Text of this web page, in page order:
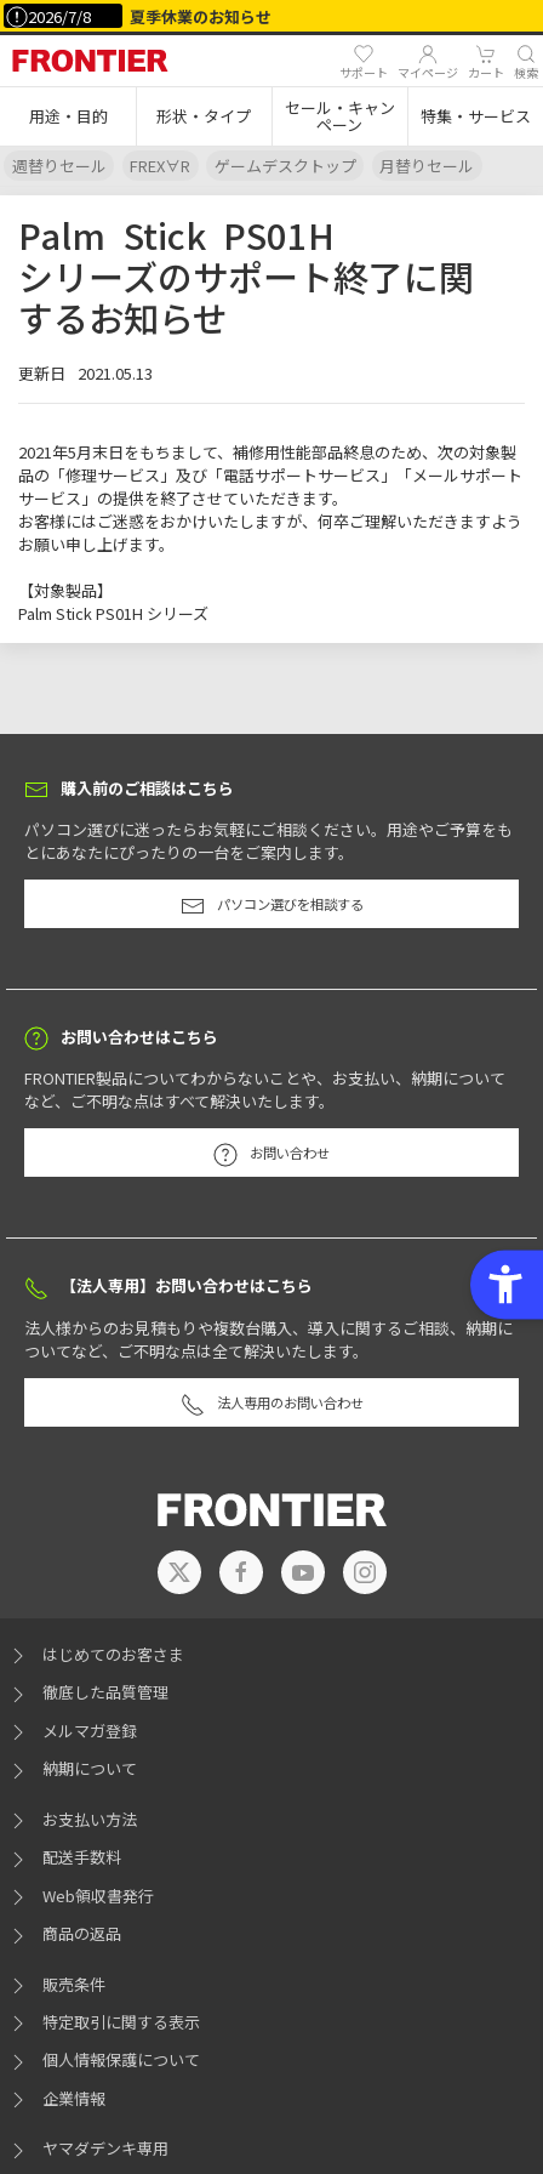
2026/7/8 夏季休業のお知らせ
サポート マイページ カート 検索
用途・目的 形状・タイプ セール・キャン
ペーン 特集・サービス
週替りセール FREX∀R ゲームデスクトップ 月替りセール
Palm Stick PS01H
シリーズのサポート終了に関
するお知らせ
更新日 2021.05.13
2021年5月末日をもちまして、補修用性能部品終息のため、次の対象製
品の「修理サービス」及び「電話サポートサービス」「メールサポート
サービス」の提供を終了させていただきます。
お客様にはご迷惑をおかけいたしますが、何卒ご理解いただきますよう
お願い申し上げます。
【対象製品】
Palm Stick PS01H シリーズ
購入前のご相談はこちら
パソコン選びに迷ったらお気軽にご相談ください。用途やご予算をも
とにあなたにぴったりの一台をご案内します。
パソコン選びを相談する
お問い合わせはこちら
FRONTIER製品についてわからないことや、お支払い、納期について
など、ご不明な点はすべて解決いたします。
お問い合わせ
【法人専用】お問い合わせはこちら
法人様からのお見積もりや複数台購入、導入に関するご相談、納期に
ついてなど、ご不明な点は全て解決いたします。
法人専用のお問い合わせ
はじめてのお客さま
徹底した品質管理
メルマガ登録
納期について
お支払い方法
配送手数料
Web領収書発行
商品の返品
販売条件
特定取引に関する表示
個人情報保護について
企業情報
ヤマダデンキ専用